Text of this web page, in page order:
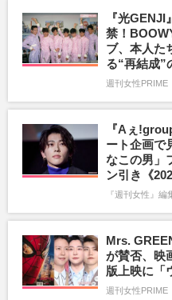
『光
禁！
ブ、本人た
る“再結成”
週刊女性PRIME
『Aぇ
ート企画で
なこの男」
ン引き《
『週刊女性』編
Mrs.
が賛否、映
版上映に「
週刊女性PRIME